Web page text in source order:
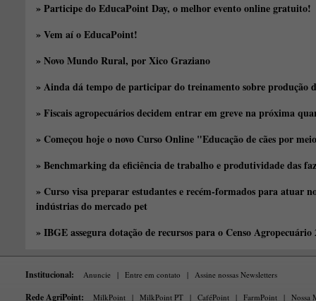
» Participe do EducaPoint Day, o melhor evento online gratuito!
» Vem aí o EducaPoint!
» Novo Mundo Rural, por Xico Graziano
» Ainda dá tempo de participar do treinamento sobre produção
» Fiscais agropecuários decidem entrar em greve na próxima
» Começou hoje o novo Curso Online "Educação de cães por
» Benchmarking da eficiência de trabalho e produtividade das
» Curso visa preparar estudantes e recém-formados para atuar
indústrias do mercado pet
» IBGE assegura dotação de recursos para o Censo Agropecuário
Institucional: Anuncie | Entre em contato | Assine nossas Newsletters
Rede AgriPoint: MilkPoint | MilkPoint PT | CaféPoint | FarmPoint | Nossa